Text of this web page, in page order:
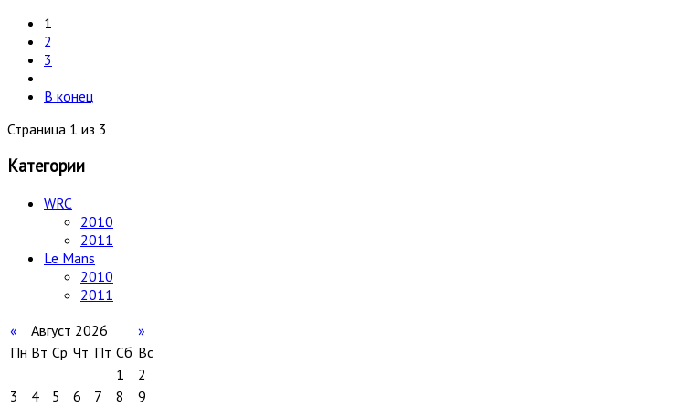
1
2
3
В конец
Страница 1 из 3
Категории
WRC
2010
2011
Le Mans
2010
2011
«
Август 2026
»
Пн Вт Ср Чт Пт Сб Вс
1
2
3
4 5 6 7 8
9